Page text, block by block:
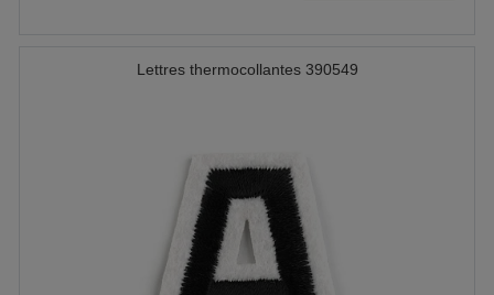
Lettres thermocollantes 390549